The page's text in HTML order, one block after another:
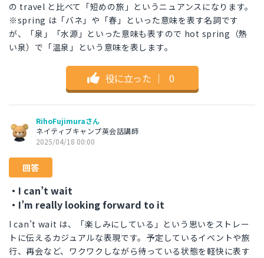
の travel と比べて「短めの旅」というニュアンスになります。
※spring は「バネ」や「春」といった意味を表す名詞です
が、「泉」「水源」といった意味も表すので hot spring（熱
い泉）で「温泉」という意味を表します。
役に立った ｜ 0
RihoFujimuraさん
ネイティブキャンプ英会話講師
2025/04/18 00:00
回答
・I can’t wait
・I’m really looking forward to it
I can’t wait は、「楽しみにしている」という思いをストレー
トに伝えるカジュアルな表現です。予定しているイベントや旅
行、再会など、ワクワクしながら待っている状態を軽快に表す